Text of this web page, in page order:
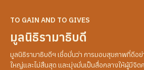
TO GAIN AND TO GIVES
มูลนิธิรามาธิบดี
มูลนิธิรามาธิบดีฯ เชื่อมั่นว่า การมอบสุขภาพที่ดีอ
ใหญ่และไม่สิ้นสุด และมุ่งมั่นเป็นสื่อกลางให้ผู้มีจิต